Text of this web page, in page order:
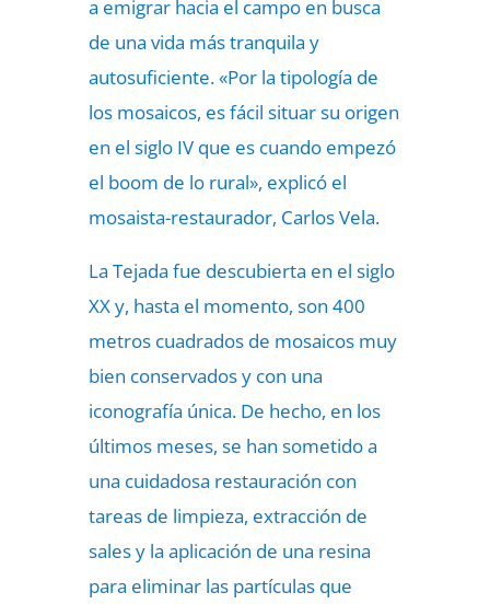
a emigrar hacia el campo en busca
de una vida más tranquila y
autosuficiente. «Por la tipología de
los mosaicos, es fácil situar su origen
en el siglo IV que es cuando empezó
el boom de lo rural», explicó el
mosaista-restaurador, Carlos Vela.
La Tejada fue descubierta en el siglo
XX y, hasta el momento, son 400
metros cuadrados de mosaicos muy
bien conservados y con una
iconografía única. De hecho, en los
últimos meses, se han sometido a
una cuidadosa restauración con
tareas de limpieza, extracción de
sales y la aplicación de una resina
para eliminar las partículas que